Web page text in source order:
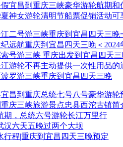
假宜昌到重庆三峡豪华游轮航期和
夏神女游轮清明节船票促销活动
二号游三峡重庆到宜昌四天三晚
纪远航重庆到宜昌四天三晚＜2024
号游三峡 重庆出发到宜昌四天
游轮不再主动提供一次性用品的
罗游三峡重庆到宜昌四天三晚
宜昌到重庆总统七号八号豪华游轮
庆三峡旅游景点忠县西沱古镇简
期，总统六号游轮长江万里行
汉六天五晚过两个大坝
行程|重庆到宜昌四天三晚预定